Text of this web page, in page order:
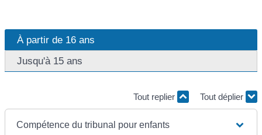
À partir de 16 ans
Jusqu'à 15 ans
Tout replier Tout déplier
Compétence du tribunal pour enfants